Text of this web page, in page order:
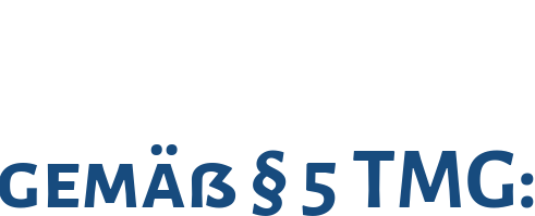
§ 5 TMG: